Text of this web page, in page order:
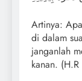
Artinya:
di dalam
janganlah
kanan.